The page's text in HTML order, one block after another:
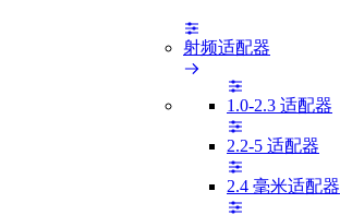
射频适配器
1.0-2.3 适配器
2.2-5 适配器
2.4 毫米适配器